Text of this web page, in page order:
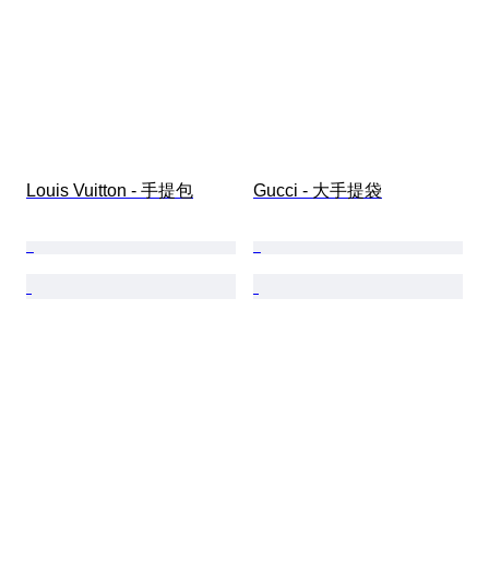
Louis Vuitton - 手提包 Gucci - 大手提袋